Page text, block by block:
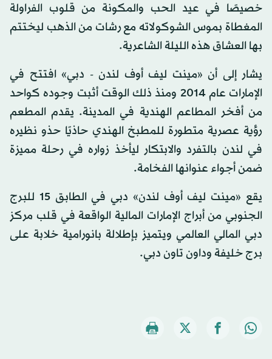
خصيصًا في عيد الحب والمكونة من قلوب الفراولة
المغطاة بموس الشوكولاته مع رشات من الذهب ليختتم
بها العشاق هذه الليلة الشاعرية.
يشار إلى أن «مينت ليف أوف لندن - دبي» افتتح في
الإمارات عام 2014 ومنذ ذلك الوقت أثبت وجوده كواحد
من أفخر المطاعم الهندية في المدينة. يقدم المطعم
رؤية عصرية متطورة للمطبخ الهندي حاذيًا حذو نظيره
في لندن بالتفرد والابتكار ليأخذ زواره في رحلة مميزة
ضمن أجواء عنوانها الفخامة.
يقع «مينت ليف أوف لندن» دبي في الطابق 15 للبرج
الجنوبي من أبراج الإمارات المالية الواقعة في قلب مركز
دبي المالي العالمي ويتميز بإطلالة بانورامية خلابة على
برج خليفة وداون تاون دبي.